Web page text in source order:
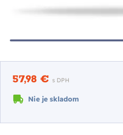
57,98 € s DPH
Nie je skladom